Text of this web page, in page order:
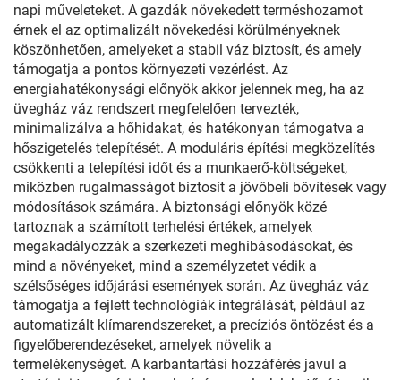
napi műveleteket. A gazdák növekedett terméshozamot
érnek el az optimalizált növekedési körülményeknek
köszönhetően, amelyeket a stabil váz biztosít, és amely
támogatja a pontos környezeti vezérlést. Az
energiahatékonysági előnyök akkor jelennek meg, ha az
üvegház váz rendszert megfelelően tervezték,
minimalizálva a hőhidakat, és hatékonyan támogatva a
hőszigetelés telepítését. A moduláris építési megközelítés
csökkenti a telepítési időt és a munkaerő-költségeket,
miközben rugalmasságot biztosít a jövőbeli bővítések vagy
módosítások számára. A biztonsági előnyök közé
tartoznak a számított terhelési értékek, amelyek
megakadályozzák a szerkezeti meghibásodásokat, és
mind a növényeket, mind a személyzetet védik a
szélsőséges időjárási események során. Az üvegház váz
támogatja a fejlett technológiák integrálását, például az
automatizált klímarendszereket, a precíziós öntözést és a
figyelőberendezéseket, amelyek növelik a
termelékenységet. A karbantartási hozzáférés javul a